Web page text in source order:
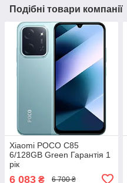
Подібні товари компанії
Xiaomi POCO C85
6/128GB Green Гарантія 1
рік
6 083 ₴ 6 700 ₴